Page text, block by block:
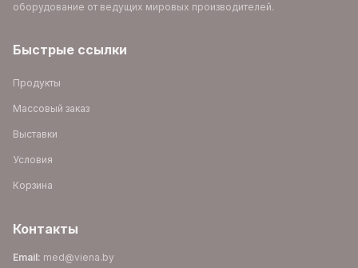
оборудование от ведущих мировых производителей.
Быстрые ссылки
Продукты
Массовый заказ
Выставки
Условия
Корзина
Контакты
Email: med@viena.by